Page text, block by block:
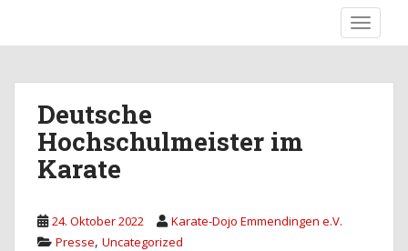
i
Deutsche
Hochschulmeister im
Karate
24. Oktober 2022
Karate-Dojo Emmendingen e.V.
Presse, Uncategorized